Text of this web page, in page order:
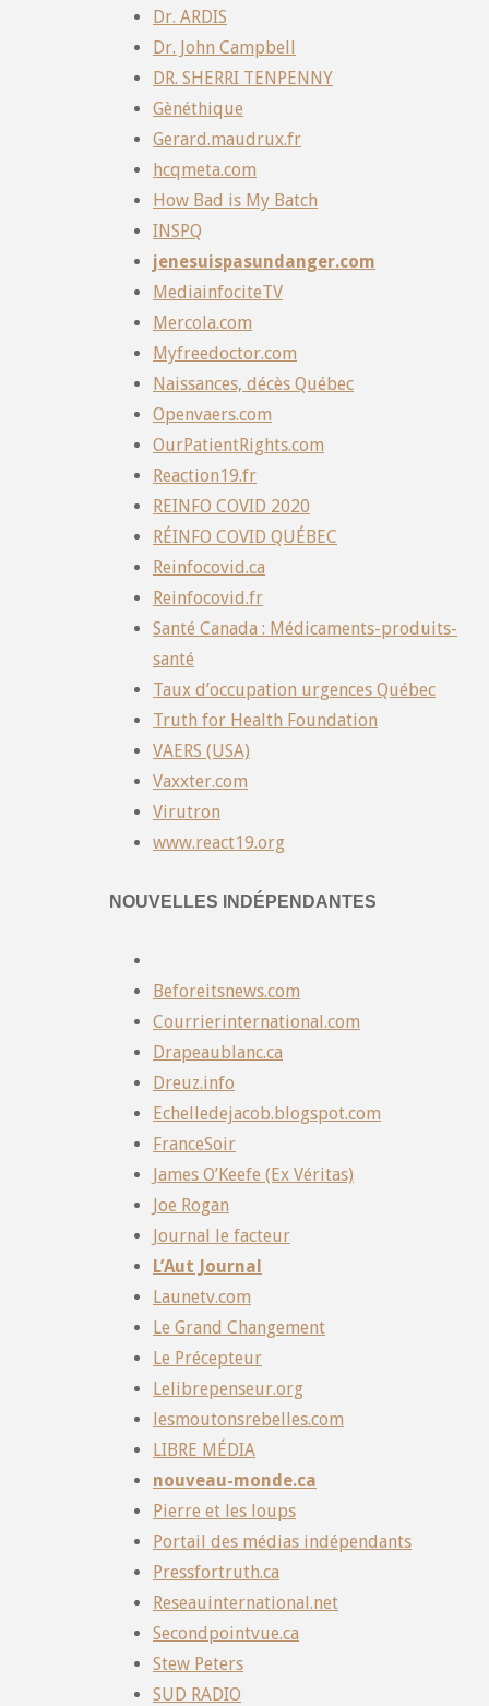
Dr. ARDIS
Dr. John Campbell
DR. SHERRI TENPENNY
Gènéthique
Gerard.maudrux.fr
hcqmeta.com
How Bad is My Batch
INSPQ
jenesuispasundanger.com
MediainfociteTV
Mercola.com
Myfreedoctor.com
Naissances, décès Québec
Openvaers.com
OurPatientRights.com
Reaction19.fr
REINFO COVID 2020
RÉINFO COVID QUÉBEC
Reinfocovid.ca
Reinfocovid.fr
Santé Canada : Médicaments-produits-
santé
Taux d’occupation urgences Québec
Truth for Health Foundation
VAERS (USA)
Vaxxter.com
Virutron
www.react19.org
NOUVELLES INDÉPENDANTES
Beforeitsnews.com
Courrierinternational.com
Drapeaublanc.ca
Dreuz.info
Echelledejacob.blogspot.com
FranceSoir
James O’Keefe (Ex Véritas)
Joe Rogan
Journal le facteur
L’Aut Journal
Launetv.com
Le Grand Changement
Le Précepteur
Lelibrepenseur.org
lesmoutonsrebelles.com
LIBRE MÉDIA
nouveau-monde.ca
Pierre et les loups
Portail des médias indépendants
Pressfortruth.ca
Reseauinternational.net
Secondpointvue.ca
Stew Peters
SUD RADIO